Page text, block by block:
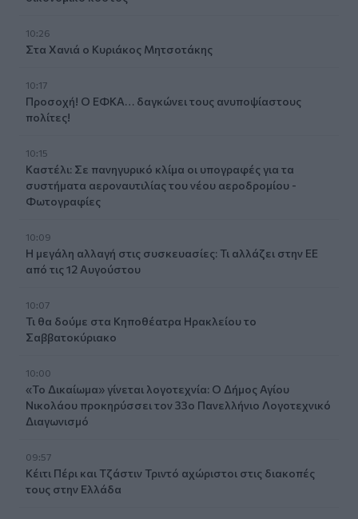
10:26
Στα Χανιά ο Κυριάκος Μητσοτάκης
10:17
Προσοχή! Ο ΕΦΚΑ… δαγκώνει τους ανυποψίαστους
πολίτες!
10:15
Καστέλι: Σε πανηγυρικό κλίμα οι υπογραφές για τα
συστήματα αεροναυτιλίας του νέου αεροδρομίου -
Φωτογραφίες
10:09
Η μεγάλη αλλαγή στις συσκευασίες: Τι αλλάζει στην ΕΕ
από τις 12 Αυγούστου
10:07
Τι θα δούμε στα Κηποθέατρα Ηρακλείου το
Σαββατοκύριακο
10:00
«Το Δικαίωμα» γίνεται λογοτεχνία: Ο Δήμος Αγίου
Νικολάου προκηρύσσει τον 33ο Πανελλήνιο Λογοτεχνικό
Διαγωνισμό
09:57
Κέιτι Πέρι και Τζάστιν Τριντό αχώριστοι στις διακοπές
τους στην Ελλάδα